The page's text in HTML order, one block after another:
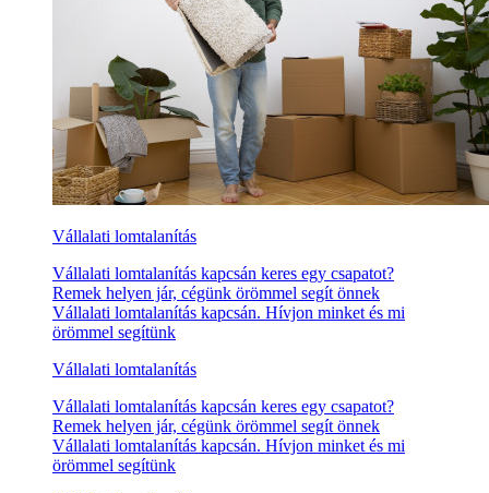
Vállalati lomtalanítás
Vállalati lomtalanítás kapcsán keres egy csapatot?
Remek helyen jár, cégünk örömmel segít önnek
Vállalati lomtalanítás kapcsán. Hívjon minket és mi
örömmel segítünk
Vállalati lomtalanítás
Vállalati lomtalanítás kapcsán keres egy csapatot?
Remek helyen jár, cégünk örömmel segít önnek
Vállalati lomtalanítás kapcsán. Hívjon minket és mi
örömmel segítünk